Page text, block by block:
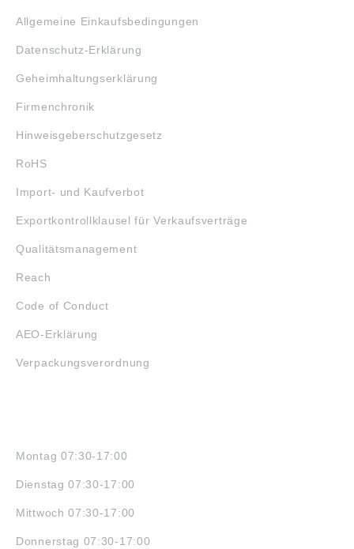
Allgemeine Einkaufsbedingungen
Datenschutz-Erklärung
Geheimhaltungserklärung
Firmenchronik
Hinweisgeberschutzgesetz
RoHS
Import- und Kaufverbot
Exportkontrollklausel für Verkaufsverträge
Qualitätsmanagement
Reach
Code of Conduct
AEO-Erklärung
Verpackungsverordnung
Montag 07:30-17:00
Dienstag 07:30-17:00
Mittwoch 07:30-17:00
Donnerstag 07:30-17:00